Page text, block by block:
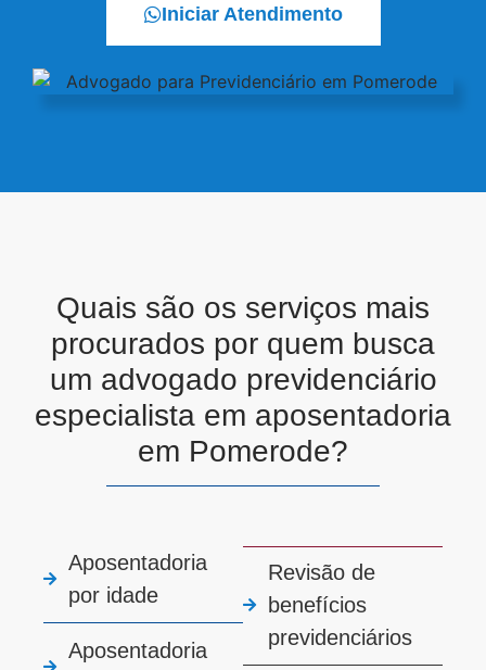
Iniciar Atendimento
Quais são os serviços mais
procurados por quem busca
um advogado previdenciário
especialista em aposentadoria
em Pomerode?
Aposentadoria
por idade
Aposentadoria
Revisão de
benefícios
previdenciários